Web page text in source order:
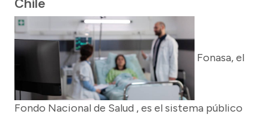
Chile
Fonasa, el
Fondo Nacional de Salud , es el sistema público